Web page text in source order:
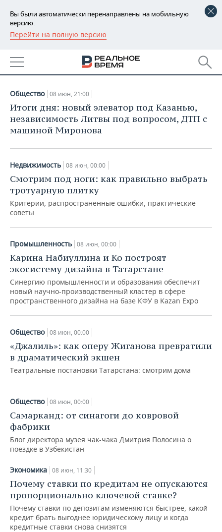
Вы были автоматически перенаправлены на мобильную
версию.
Перейти на полную версию
РЕГИОНЫ
БАШКОРТОСТАН
УДМУРТИЯ
НОВОСТИ
НОВОСТИ АНАЛИТИКИ
ДЕКЛАРАЦИИ О ДОХОДАХ
КОРОЛИ ГОСЗАКАЗА ПФО
ВУЗЫ ТАТАРСТАНА
КОМУ ПРИНАДЛЕЖАТ
ТОРГОВЫЕ ЦЕНТРЫ
ТАТАРСТАНА
ЭКОНОМИКА
НОВОСТИ ЭКОНОМИКИ
ФИНАНСЫ
БЮДЖЕТ
ИНВЕСТИЦИИ
ПРОМЫШЛЕННОСТЬ
НОВОСТИ
АГРОПРОМ
МАШИНОСТРОЕНИЕ
НЕФТЕХИМИЯ
НЕФТЬ
ОПК
ЭНЕРГЕТИКА
НЕДВИЖИМОСТЬ
НОВОСТИ НЕДВИЖИМОСТИ
НОВОСТИ АВТО
БИЗНЕС
НОВОСТИ БИЗНЕСА
РОЗНИЧНАЯ ТОРГОВЛЯ
ТРАНСПОРТ
УСЛУГИ
ТЕХНОЛОГИИ
НОВОСТИ ТЕХНОЛОГИЙ
IT
МЕДИА
МЕРОПРИЯТИЯ
НОВОСТИ МЕРОПРИЯТИЙ
ВЫЕЗДНАЯ РЕДАКЦИЯ
ONLINE-КОНФЕРЕНЦИИ
ОТКРЫТАЯ ЛЕКЦИЯ
СПОРТ
НОВОСТИ СПОРТА
ХОККЕЙ
БАСКЕТБОЛ
ВОЛЕЙБОЛ
КИБЕРСПОРТ
ФИГУРНОЕ КАТАНИЕ
ВОДНЫЕ ВИДЫ СПОРТА
ХОККЕЙ С МЯЧОМ
ОБЩЕСТВО
ВЛАСТЬ
ИНФРАСТРУКТУРА
ИСТОРИЯ
КУЛЬТУРА
МЕДИЦИНА
ОБРАЗОВАНИЕ
ПРОИСШЕСТВИЯ
СЮЖЕТЫ
СПРАВОЧНИК
СПИСОК ПЕРСОН
СПИСОК КОМПАНИЙ
08.06.2022
Общество 08 июн, 21:00
Итоги дня: новый элеватор под Казанью,
независимость Литвы под вопросом, ДТП с
машиной Миронова
Недвижимость 08 июн, 00:00
Смотрим под ноги: как правильно выбрать
тротуарную плитку
Критерии, распространенные ошибки, практические
советы
Промышленность 08 июн, 00:00
Карина Набиуллина и Ко построят
экосистему дизайна в Татарстане
Синергию промышленности и образования обеспечит
новый научно-производственный кластер в сфере
пространственного дизайна на базе КФУ в Kazan Expo
Общество 08 июн, 00:00
«Джалиль»: как оперу Жиганова превратили
в драматический экшен
Театральные постановки Татарстана: смотрим дома
Общество 08 июн, 00:00
Самарканд: от синагоги до ковровой
фабрики
Блог директора музея чак-чака Дмитрия Полосина о
поездке в Узбекистан
Экономика 08 июн, 11:30
Почему ставки по кредитам не опускаются
пропорционально ключевой ставке?
Почему ставки по депозитам изменяются быстрее, какой
кредит брать выгоднее юридическому лицу и когда
кредитные ставки снова снизятся